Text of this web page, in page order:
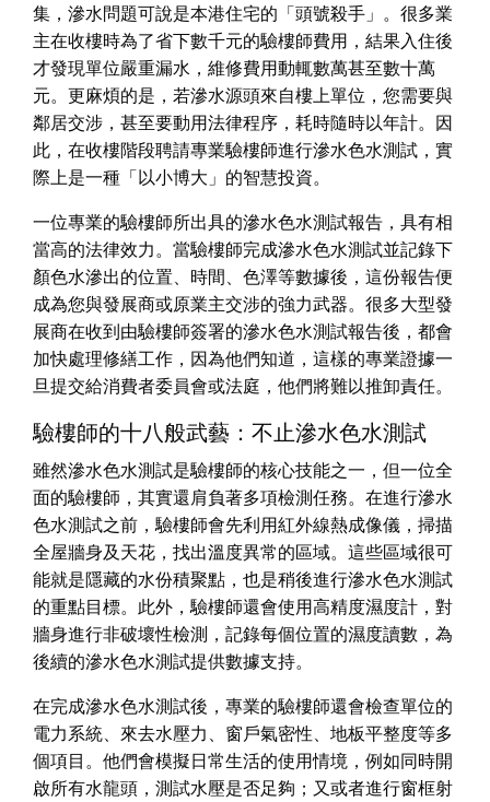
集，滲水問題可說是本港住宅的「頭號殺手」。很多業
主在收樓時為了省下數千元的驗樓師費用，結果入住後
才發現單位嚴重漏水，維修費用動輒數萬甚至數十萬
元。更麻煩的是，若滲水源頭來自樓上單位，您需要與
鄰居交涉，甚至要動用法律程序，耗時隨時以年計。因
此，在收樓階段聘請專業驗樓師進行滲水色水測試，實
際上是一種「以小博大」的智慧投資。
一位專業的驗樓師所出具的滲水色水測試報告，具有相
當高的法律效力。當驗樓師完成滲水色水測試並記錄下
顏色水滲出的位置、時間、色澤等數據後，這份報告便
成為您與發展商或原業主交涉的強力武器。很多大型發
展商在收到由驗樓師簽署的滲水色水測試報告後，都會
加快處理修繕工作，因為他們知道，這樣的專業證據一
旦提交給消費者委員會或法庭，他們將難以推卸責任。
驗樓師的十八般武藝：不止滲水色水測試
雖然滲水色水測試是驗樓師的核心技能之一，但一位全
面的驗樓師，其實還肩負著多項檢測任務。在進行滲水
色水測試之前，驗樓師會先利用紅外線熱成像儀，掃描
全屋牆身及天花，找出溫度異常的區域。這些區域很可
能就是隱藏的水份積聚點，也是稍後進行滲水色水測試
的重點目標。此外，驗樓師還會使用高精度濕度計，對
牆身進行非破壞性檢測，記錄每個位置的濕度讀數，為
後續的滲水色水測試提供數據支持。
在完成滲水色水測試後，專業的驗樓師還會檢查單位的
電力系統、來去水壓力、窗戶氣密性、地板平整度等多
個項目。他們會模擬日常生活的使用情境，例如同時開
啟所有水龍頭，測試水壓是否足夠；又或者進行窗框射